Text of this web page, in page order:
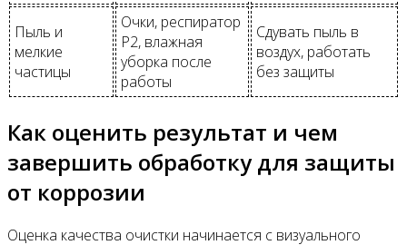
Пыль и
мелкие
частицы
Очки, респиратор
P2, влажная
уборка после
работы
Сдувать пыль в
воздух, работать
без защиты
Как оценить результат и чем
завершить обработку для защиты
от коррозии
Оценка качества очистки начинается с визуального